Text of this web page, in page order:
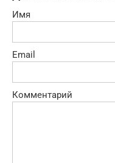
Имя
Email
Комментарий